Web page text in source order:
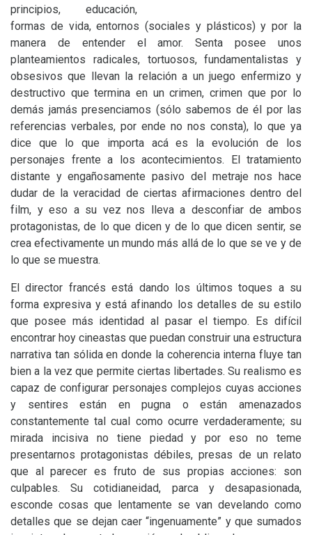
principios, educación,
formas de vida, entornos (sociales y plásticos) y por la
manera de entender el amor. Senta posee unos
planteamientos radicales, tortuosos, fundamentalistas y
obsesivos que llevan la relación a un juego enfermizo y
destructivo que termina en un crimen, crimen que por lo
demás jamás presenciamos (sólo sabemos de él por las
referencias verbales, por ende no nos consta), lo que ya
dice que lo que importa acá es la evolución de los
personajes frente a los acontecimientos. El tratamiento
distante y engañosamente pasivo del metraje nos hace
dudar de la veracidad de ciertas afirmaciones dentro del
film, y eso a su vez nos lleva a desconfiar de ambos
protagonistas, de lo que dicen y de lo que dicen sentir, se
crea efectivamente un mundo más allá de lo que se ve y de
lo que se muestra.
El director francés está dando los últimos toques a su
forma expresiva y está afinando los detalles de su estilo
que posee más identidad al pasar el tiempo. Es difícil
encontrar hoy cineastas que puedan construir una estructura
narrativa tan sólida en donde la coherencia interna fluye tan
bien a la vez que permite ciertas libertades. Su realismo es
capaz de configurar personajes complejos cuyas acciones
y sentires están en pugna o están amenazados
constantemente tal cual como ocurre verdaderamente; su
mirada incisiva no tiene piedad y por eso no teme
presentarnos protagonistas débiles, presas de un relato
que al parecer es fruto de sus propias acciones: son
culpables. Su cotidianeidad, parca y desapasionada,
esconde cosas que lentamente se van develando como
detalles que se dejan caer “ingenuamente” y que sumados